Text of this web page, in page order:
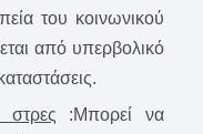
του κοινωνικού
από υπερβολικό
στρες :Μπορεί να